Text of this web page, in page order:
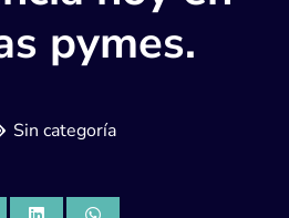
pymes.
Sin categoría